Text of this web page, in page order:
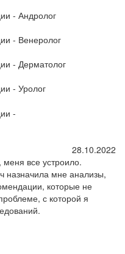
- Андролог
- Венеролог
- Дерматолог
- Уролог
-
28.10.2022
все устроило.
назначила мне анализы,
которые не
с которой я